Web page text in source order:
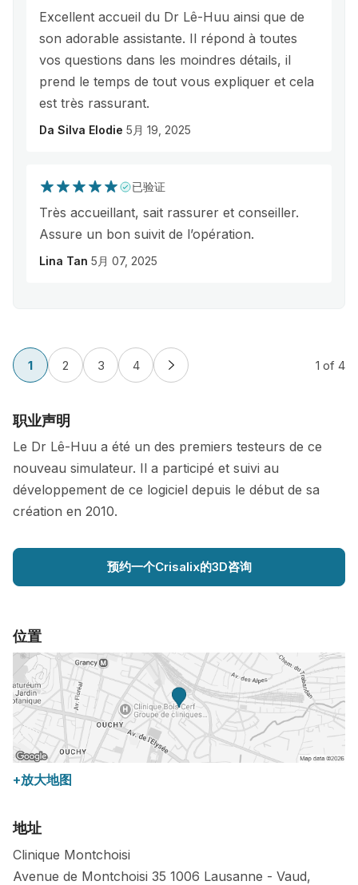
Excellent accueil du Dr Lê-Huu ainsi que de
son adorable assistante. Il répond à toutes
vos questions dans les moindres détails, il
prend le temps de tout vous expliquer et cela
est très rassurant.
Da Silva Elodie 5月 19, 2025
已验证
Très accueillant, sait rassurer et conseiller.
Assure un bon suivit de l’opération.
Lina Tan 5月 07, 2025
1 2 3 4 1 of 4
职业声明
Le Dr Lê-Huu a été un des premiers testeurs de ce
nouveau simulateur. Il a participé et suivi au
développement de ce logiciel depuis le début de sa
création en 2010.
预约一个Crisalix的3D咨询
位置
+放大地图
地址
Clinique Montchoisi
Avenue de Montchoisi 35 1006 Lausanne - Vaud,